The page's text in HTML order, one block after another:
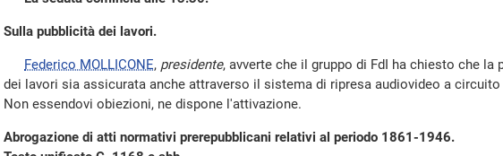
Sulla pubblicità dei lavori.
Federico MOLLICONE, presidente, avverte che il gruppo di FdI ha chiesto che la
dei lavori sia assicurata anche attraverso il sistema di ripresa audiovideo a
Non essendovi obiezioni, ne dispone l'attivazione.
Abrogazione di atti normativi prerepubblicani relativi al periodo 1861-1946.